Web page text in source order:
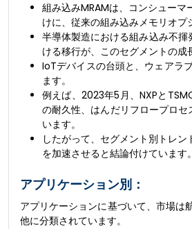
組み込みMRAMは、コンシュー
けに、従来の組み込みメモリオプ
半導体製造における組み込み不
ける移行が、このセグメントの成
IoTデバイスの台頭と、ウェアラ
ます。
例えば、2023年5月、NXPと
の耐久性、はんだリフロープロ
います。
したがって、セグメント別トレ
を加速させると結論付けています。
アプリケーション別：
アプリケーションに基づいて、市場は
他に分類されています。